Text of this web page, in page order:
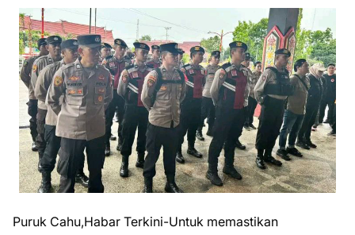
Puruk Cahu,Habar Terkini-Untuk memastikan